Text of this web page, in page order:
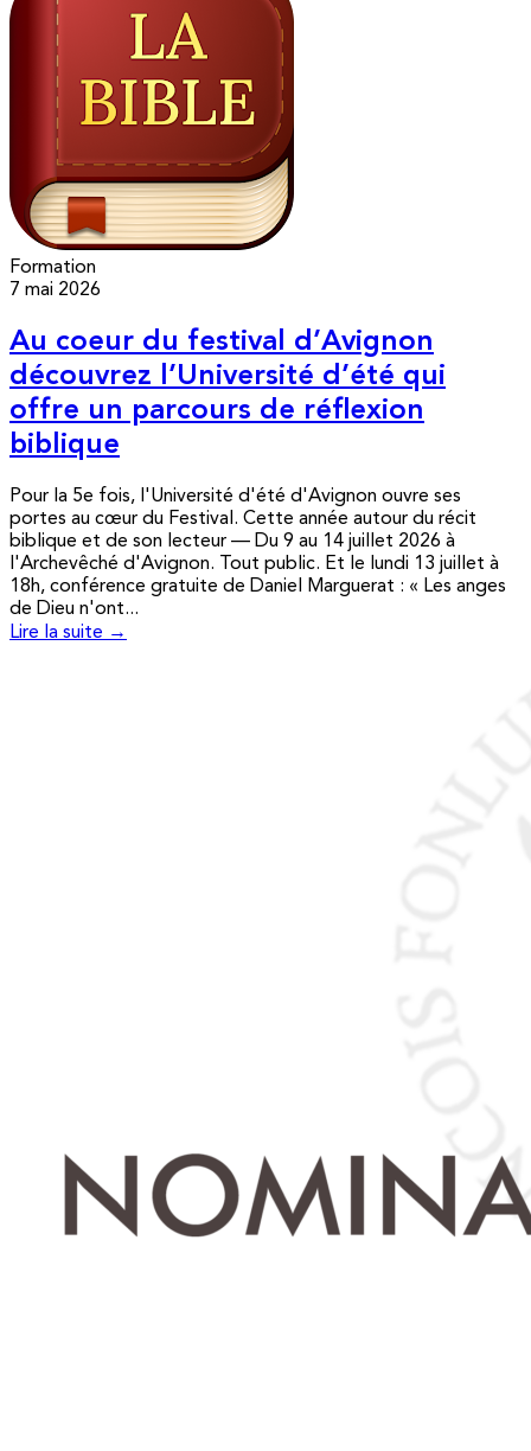
Formation
7 mai 2026
Au coeur du festival d’Avignon
découvrez l’Université d’été qui
offre un parcours de réflexion
biblique
Pour la 5e fois, l'Université d'été d'Avignon ouvre ses
portes au cœur du Festival. Cette année autour du récit
biblique et de son lecteur — Du 9 au 14 juillet 2026 à
l'Archevêché d'Avignon. Tout public. Et le lundi 13 juillet à
18h, conférence gratuite de Daniel Marguerat : « Les anges
de Dieu n'ont...
Lire la suite →